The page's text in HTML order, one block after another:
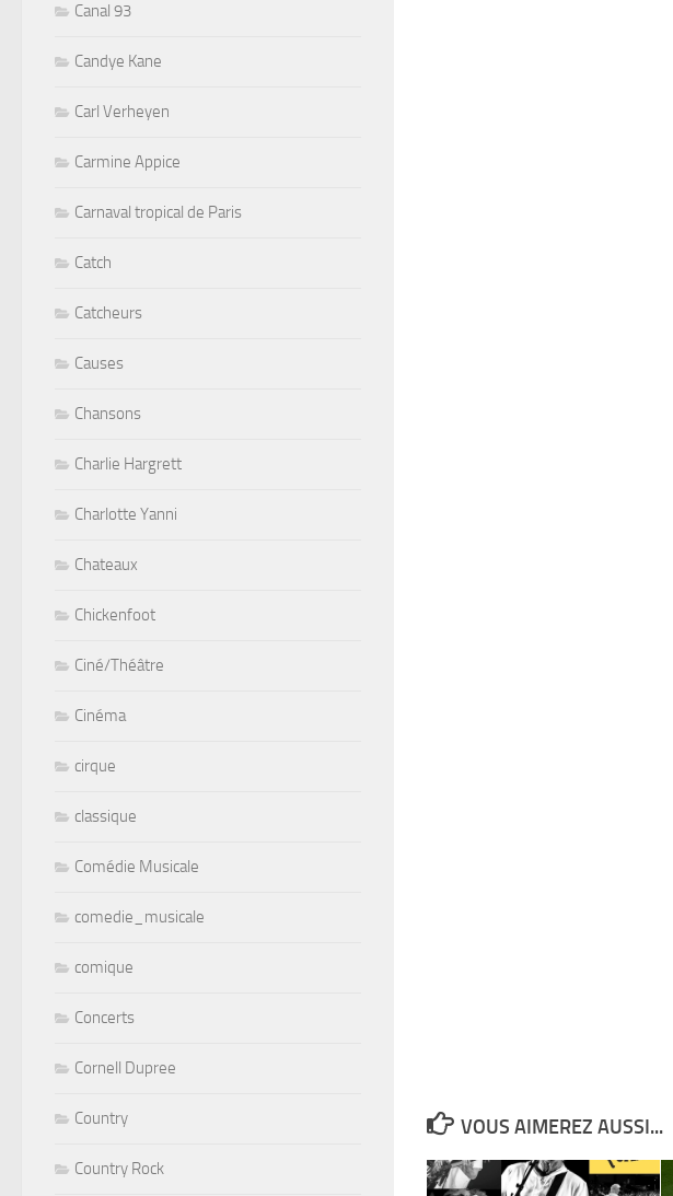
VOUS AIMEREZ AUSSI...
Canal 93
Candye Kane
Carl Verheyen
Carmine Appice
Carnaval tropical de Paris
Catch
Catcheurs
Causes
Chansons
Charlie Hargrett
Charlotte Yanni
Chateaux
Chickenfoot
Ciné/Théâtre
Cinéma
cirque
classique
Comédie Musicale
comedie_musicale
comique
Concerts
Cornell Dupree
Country
Country Rock